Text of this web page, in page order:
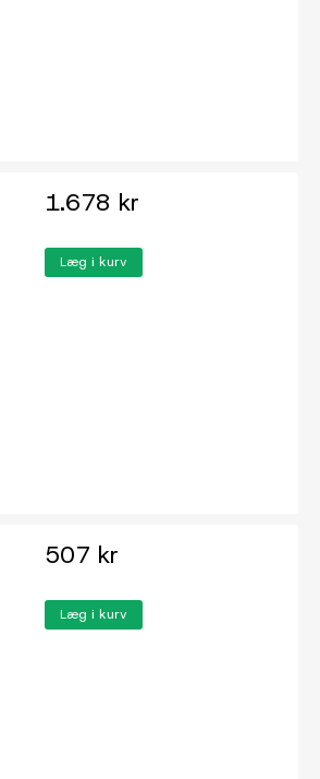
1.678 kr
Læg i kurv
507 kr
Læg i kurv